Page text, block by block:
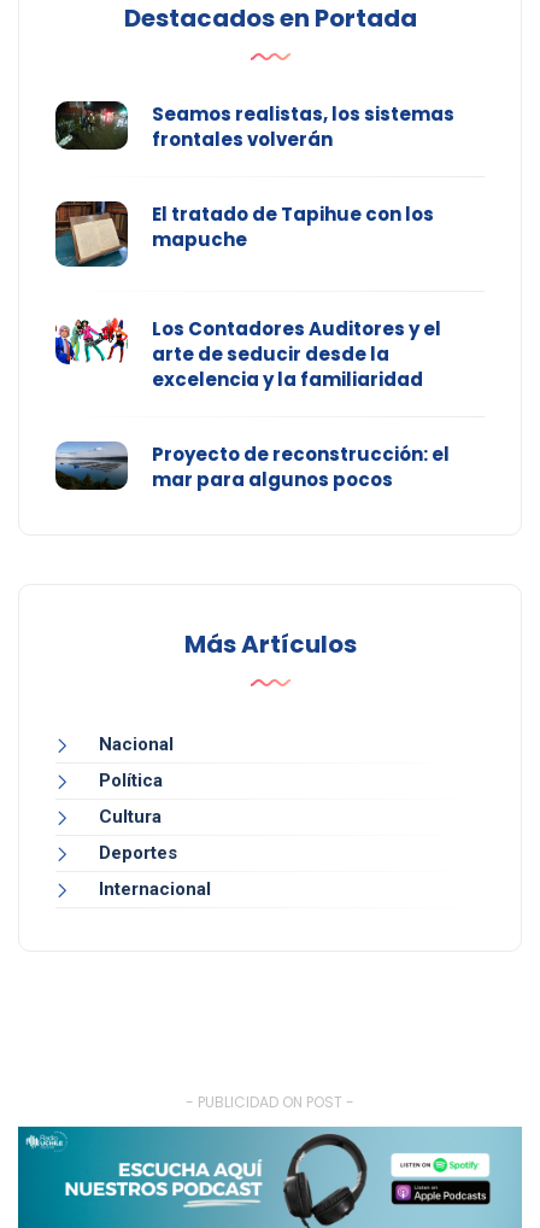
Destacados en Portada
Seamos realistas, los sistemas
frontales volverán
El tratado de Tapihue con los
mapuche
Los Contadores Auditores y el
arte de seducir desde la
excelencia y la familiaridad
Proyecto de reconstrucción: el
mar para algunos pocos
Más Artículos
Nacional
Política
Cultura
Deportes
Internacional
- PUBLICIDAD ON POST -